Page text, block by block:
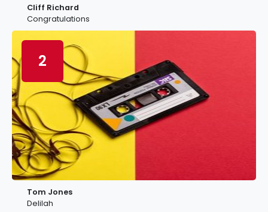
Cliff Richard
Congratulations
2
Tom Jones
Delilah